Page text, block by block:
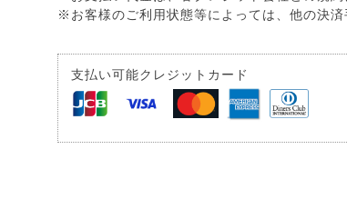
※お客様のご利用状態等によっては、他の決済
支払い可能クレジットカード